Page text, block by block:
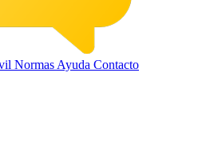
Normas Ayuda Contacto